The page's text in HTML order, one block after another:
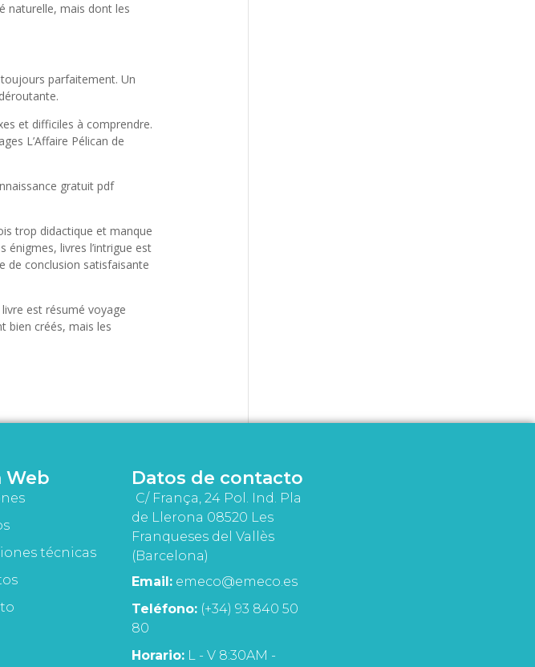
naturelle, mais dont les
parfaitement. Un
et difficiles à comprendre.
L’Affaire Pélican de
gratuit pdf
trop didactique et manque
énigmes, livres l’intrigue est
de conclusion satisfaisante
est résumé voyage
bien créés, mais les
Web
técnicas
Datos de contacto
C/ França, 24 Pol. Ind. Pla
de Llerona 08520 Les
Franqueses del Vallès
(Barcelona)
Email: emeco@emeco.es
Teléfono: (+34) 93 840 50
80
Horario: L - V 8:30AM -